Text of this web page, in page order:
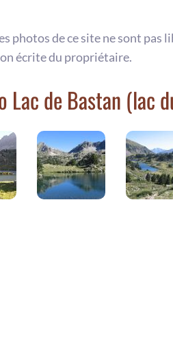
photos de ce site ne sont pas
écrite du propriétaire.
Lac de Bastan (lac